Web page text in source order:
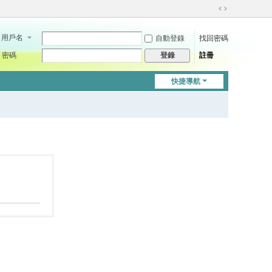
切
到
用戶名 自動登錄
找回密碼
密碼
登錄 註冊
快捷導航